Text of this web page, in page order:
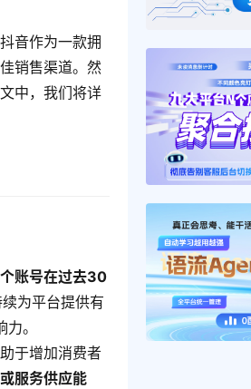
音作为一款拥
销售渠道。然
中，我们将详
账号在过去30
为平台提供有
。
于增加消费者
服务供应能